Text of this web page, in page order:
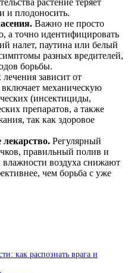
и плодоносить.
Важно не просто
а точно идентифицировать
налет, паутина или белый
разных вредителей,
борьбы.
лечения зависит от
механическую
(инсектициды,
препаратов, а также
так как здоровое
Регулярный
правильный полив и
воздуха снижают
чем борьба с уже
как распознать врага и